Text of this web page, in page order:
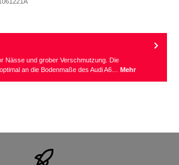
Nässe und grober Verschmutzung. Die
an die Bodenmaße des Audi A6… Mehr